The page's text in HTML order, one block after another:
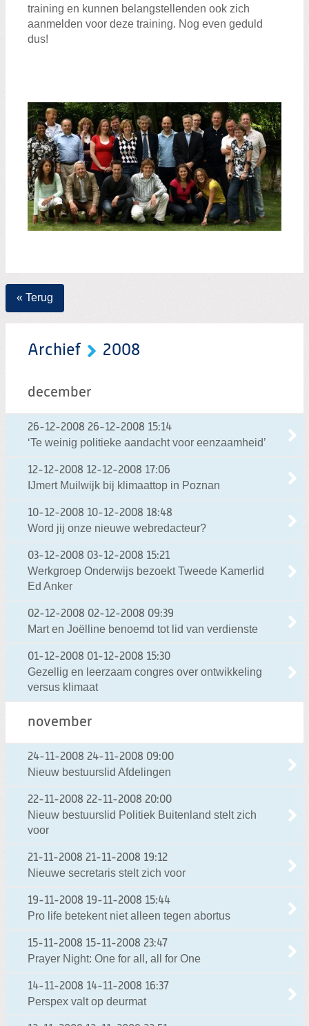
training en kunnen belangstellenden ook zich
aanmelden voor deze training. Nog even geduld
dus!
« Terug
Archief 2008
december
26-12-2008 26-12-2008 15:14
‘Te weinig politieke aandacht voor eenzaamheid’
12-12-2008 12-12-2008 17:06
IJmert Muilwijk bij klimaattop in Poznan
10-12-2008 10-12-2008 18:48
Word jij onze nieuwe webredacteur?
03-12-2008 03-12-2008 15:21
Werkgroep Onderwijs bezoekt Tweede Kamerlid
Ed Anker
02-12-2008 02-12-2008 09:39
Mart en Joëlline benoemd tot lid van verdienste
01-12-2008 01-12-2008 15:30
Gezellig en leerzaam congres over ontwikkeling
versus klimaat
november
24-11-2008 24-11-2008 09:00
Nieuw bestuurslid Afdelingen
22-11-2008 22-11-2008 20:00
Nieuw bestuurslid Politiek Buitenland stelt zich
voor
21-11-2008 21-11-2008 19:12
Nieuwe secretaris stelt zich voor
19-11-2008 19-11-2008 15:44
Pro life betekent niet alleen tegen abortus
15-11-2008 15-11-2008 23:47
Prayer Night: One for all, all for One
14-11-2008 14-11-2008 16:37
Perspex valt op deurmat